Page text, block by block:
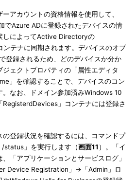
アカウントの資格情報を使用して、
でAzure ADに登録されたデバイスの情
しによってActive Directoryの
ンテナに同期されます。デバイスのオブ
登録されるため、どのデバイスか分か
ジェクトプロパティの「属性エディタ
」を確認することで、デバイスのコン
。なお、ドメイン参加済みWindows 10
RegisterdDevices」コンテナには登録さ
登録状況を確認するには、コマンドプ
status」を実行します（画面11 ）。「イ
「アプリケーションとサービスログ」
Device Registration」→「Admin」ロ